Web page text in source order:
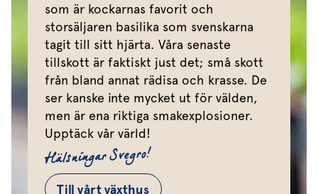
som är kockarnas favorit och
storsäljaren basilika som svenskarna
tagit till sitt hjärta. Våra senaste
tillskott är faktiskt just det; små skott
från bland annat rädisa och krasse. De
ser kanske inte mycket ut för välden,
men är ena riktiga smakexplosioner.
Upptäck vår värld!
Hälsningar Svegro!
Till vårt växthus